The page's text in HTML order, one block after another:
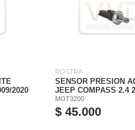
2020
ROSTRA
SENSOR PRESION
JEEP COMPASS 2.4
MOT3200
$ 45.000